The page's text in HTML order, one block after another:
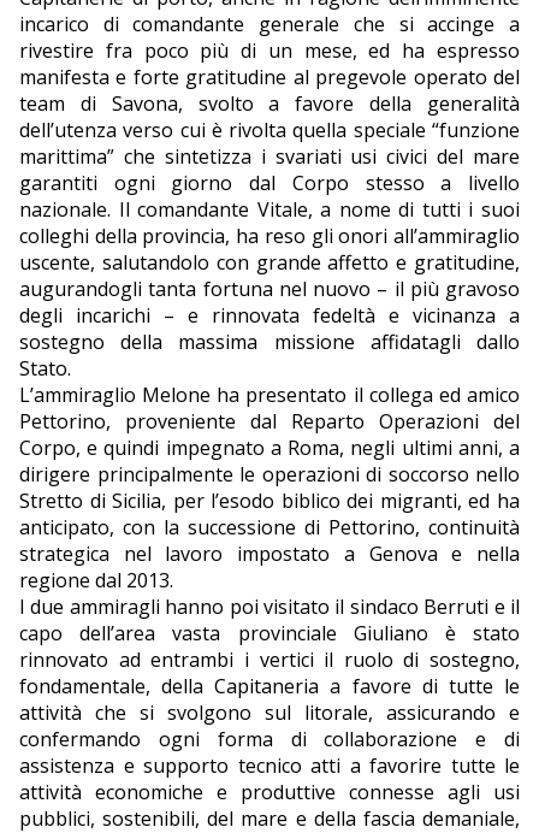
incarico di comandante generale che si accinge a
rivestire fra poco più di un mese, ed ha espresso
manifesta e forte gratitudine al pregevole operato del
team di Savona, svolto a favore della generalità
dell’utenza verso cui è rivolta quella speciale “funzione
marittima” che sintetizza i svariati usi civici del mare
garantiti ogni giorno dal Corpo stesso a livello
nazionale. Il comandante Vitale, a nome di tutti i suoi
colleghi della provincia, ha reso gli onori all’ammiraglio
uscente, salutandolo con grande affetto e gratitudine,
augurandogli tanta fortuna nel nuovo – il più gravoso
degli incarichi – e rinnovata fedeltà e vicinanza a
sostegno della massima missione affidatagli dallo
Stato.
L’ammiraglio Melone ha presentato il collega ed amico
Pettorino, proveniente dal Reparto Operazioni del
Corpo, e quindi impegnato a Roma, negli ultimi anni, a
dirigere principalmente le operazioni di soccorso nello
Stretto di Sicilia, per l’esodo biblico dei migranti, ed ha
anticipato, con la successione di Pettorino, continuità
strategica nel lavoro impostato a Genova e nella
regione dal 2013.
I due ammiragli hanno poi visitato il sindaco Berruti e il
capo dell’area vasta provinciale Giuliano è stato
rinnovato ad entrambi i vertici il ruolo di sostegno,
fondamentale, della Capitaneria a favore di tutte le
attività che si svolgono sul litorale, assicurando e
confermando ogni forma di collaborazione e di
assistenza e supporto tecnico atti a favorire tutte le
attività economiche e produttive connesse agli usi
pubblici, sostenibili, del mare e della fascia demaniale,